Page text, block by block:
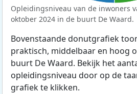
Opleidingsniveau van de inwoners
oktober 2024 in de buurt De Waard.
Bovenstaande donutgrafiek
praktisch, middelbaar en hoog
buurt De Waard. Bekijk het
opleidingsniveau door op de
grafiek te klikken.